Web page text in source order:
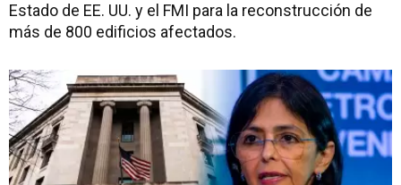
Estado de EE. UU. y el FMI para la reconstrucción de
más de 800 edificios afectados.